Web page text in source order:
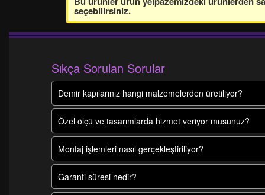
seçebilirsiniz.
Sıkça Sorulan Sorular
Demir kapılarınız hangi malzemelerden üretiliyor?
Özel ölçü ve tasarımlarda hizmet veriyor musunuz?
Montaj işlemleri nasıl gerçekleştiriliyor?
Garanti süresi nedir?